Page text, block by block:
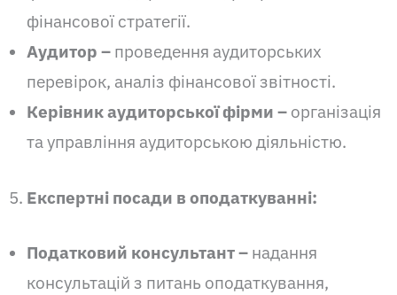
фінансової стратегії.
Аудитор – проведення аудиторських
перевірок, аналіз фінансової звітності.
Керівник аудиторської фірми – організація
та управління аудиторською діяльністю.
Експертні посади в оподаткуванні:
Податковий консультант– надання
консультацій з питань оподаткування,